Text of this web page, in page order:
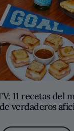
11 recetas del
verdaderos